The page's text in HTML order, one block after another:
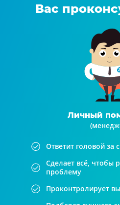
Вас
Личный
Ответит головой за
Сделает всё, чтобы
проблему
Проконтролирует